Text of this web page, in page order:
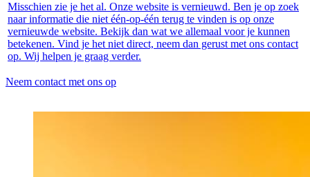
Misschien zie je het al. Onze website is vernieuwd. Ben je op zoek
naar informatie die niet één-op-één terug te vinden is op onze
vernieuwde website. Bekijk dan wat we allemaal voor je kunnen
betekenen. Vind je het niet direct, neem dan gerust met ons contact
op. Wij helpen je graag verder.
Neem contact met ons op